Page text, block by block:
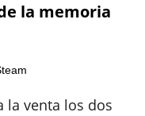
la memoria
la venta los dos